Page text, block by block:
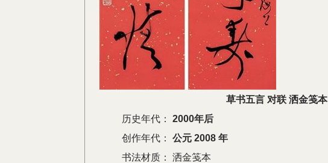
草书五言 对联 洒金笺本
历史年代：
2000年后
创作年代：
公元 2008 年
书法材质：
洒金笺本